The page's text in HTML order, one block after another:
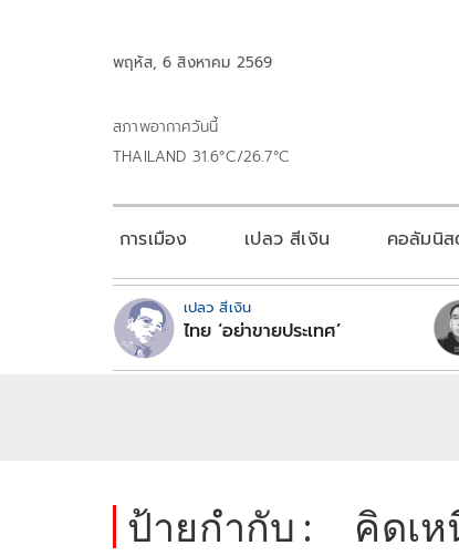
พฤหัส, 6 สิงหาคม 2569
สภาพอากาศวันนี้
THAILAND 31.6°C/26.7°C
การเมือง เปลว สีเงิน คอลัมนิ
เปลว สีเงิน
ไทย ‘อย่าขายประเทศ’
ป้ายกำกับ : คิดเ